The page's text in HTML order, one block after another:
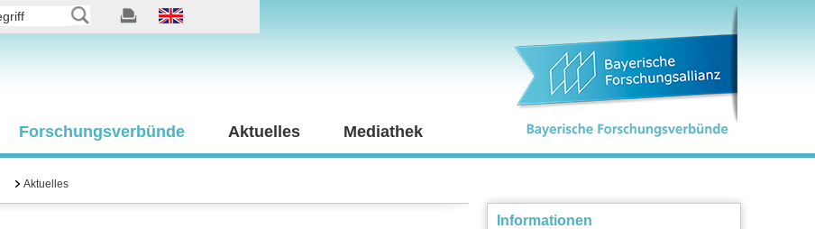
Forschungsverbünde Aktuelles Mediathek
Aktuelles
Informationen